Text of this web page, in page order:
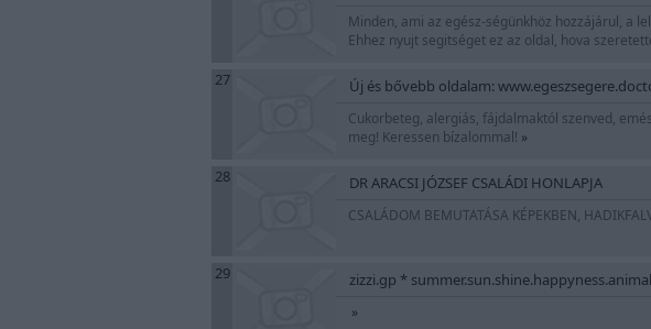
Minden, ami az egész-ségünkhöz hozzájárul, a
Ehhez nyujt segitséget ez az oldal, hova
27 Új és bővebb oldalam:
Cukorbeteg, alergiás, fájdalmaktól szenved,
meg! Keressen bízalommal! »
28 DR ARACSI JÓZSEF CSALÁDI HONLAPJA
CSALÁDOM BEMUTATÁSA KÉPEKBEN,
29 zizzi.gp *
»